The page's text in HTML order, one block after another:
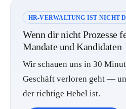
HR-VERWALTUNG IST NICHT
Wenn dir nicht Prozesse
Mandate und Kandidaten
Wir schauen uns in 30
Geschäft verloren geht —
der richtige Hebel ist.